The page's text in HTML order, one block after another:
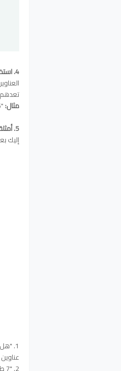
4. استخدام الأرقام والإحصائيات
مثال:"5 خطوات بسيطة لزيادة متابعينك على إنستقرام بسرعة" أو "3 نصائح مهمة لتحسين تفاعل متابعينك".
5. أمثلة للعناوين الجذابة والملفتة
إليك
1. "هل تعلم؟ 5 حقائق ستغير نظرتك للحياة!"
2. "7 طرق بسيطة لزيادة إنتاجيتك في العمل (ستدهشك النتائج!)"